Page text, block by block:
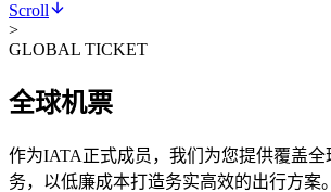
Scroll
>
GLOBAL TICKET
全球机票
作为IATA正式成员，我们为您提供覆盖全
务，以低廉成本打造务实高效的出行方案。